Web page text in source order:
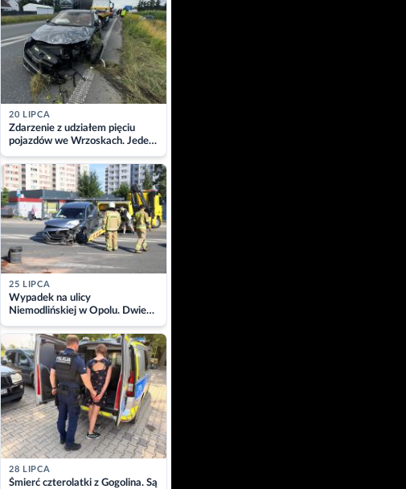
20 LIPCA
Zdarzenie z udziałem pięciu
pojazdów we Wrzoskach. Jeden
z kierowców zabrany w
kajdankach
25 LIPCA
Wypadek na ulicy
Niemodlińskiej w Opolu. Dwie
osoby w szpitalu
28 LIPCA
Śmierć czterolatki z Gogolina. Są